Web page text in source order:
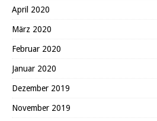
April 2020
März 2020
Februar 2020
Januar 2020
Dezember 2019
November 2019